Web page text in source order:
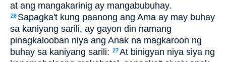
at ang mangakarinig ay mangabubuhay.
26 Sapagka't kung paanong ang Ama ay may buhay
sa kaniyang sarili, ay gayon din namang
pinagkalooban niya ang Anak na magkaroon ng
buhay sa kaniyang sarili: 27At binigyan niya siya ng